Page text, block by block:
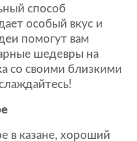
способ
особый вкус и
помогут вам
шедевры на
со своими близкими
в казане, хороший